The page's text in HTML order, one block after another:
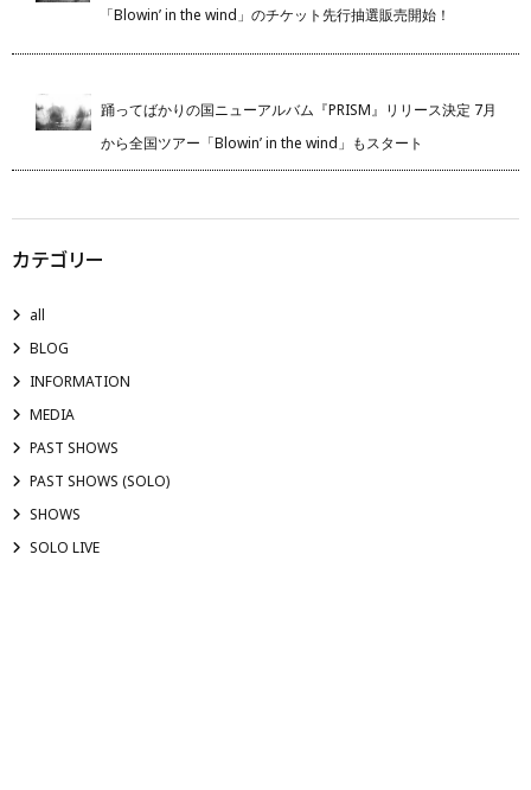
「Blowin’ in the wind」のチケット先行抽選販売開始！
踊ってばかりの国ニューアルバム『PRISM』リリース決定 7月
から全国ツアー「Blowin’ in the wind」もスタート
カテゴリー
all
BLOG
INFORMATION
MEDIA
PAST SHOWS
PAST SHOWS (SOLO)
SHOWS
SOLO LIVE